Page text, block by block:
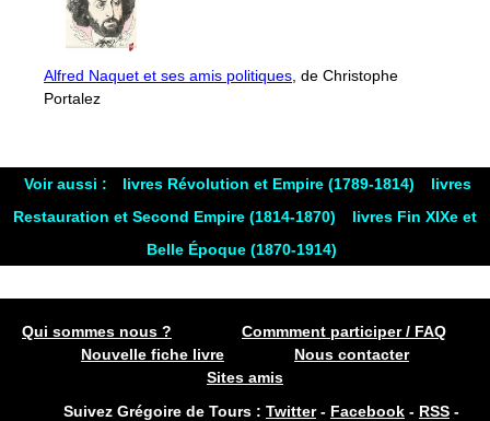
Alfred Naquet et ses amis politiques, de Christophe
Portalez
Voir aussi : livres Révolution et Empire (1789-1814)
livres
Restauration et Second Empire (1814-1870)
livres Fin XIXe et
Belle Époque (1870-1914)
Qui sommes nous ?
Commment participer / FAQ
Nouvelle fiche livre
Nous contacter
Sites amis
Suivez Grégoire de Tours : Twitter- Facebook - RSS -